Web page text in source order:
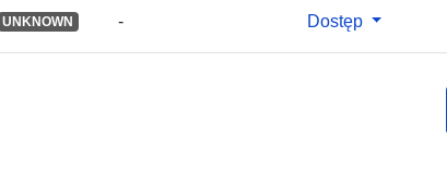
UNKNOWN - Dostęp